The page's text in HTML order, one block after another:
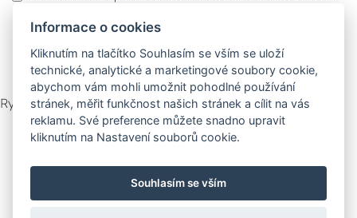
Více informací naleznete v
údajů . Souhlas můžete kdykoliv odvolat.
Rychlý kontakt
Zákaznický servis Vyzvednutí zboží
Informace o cookies
Kliknutím na tlačítko Souhlasím se vším se uloží
technické, analytické a marketingové soubory cookie,
abychom vám mohli umožnit pohodlné používání
stránek, měřit funkčnost našich stránek a cílit na vás
reklamu. Své preference můžete snadno upravit
kliknutím na Nastavení souborů cookie.
Souhlasím se vším